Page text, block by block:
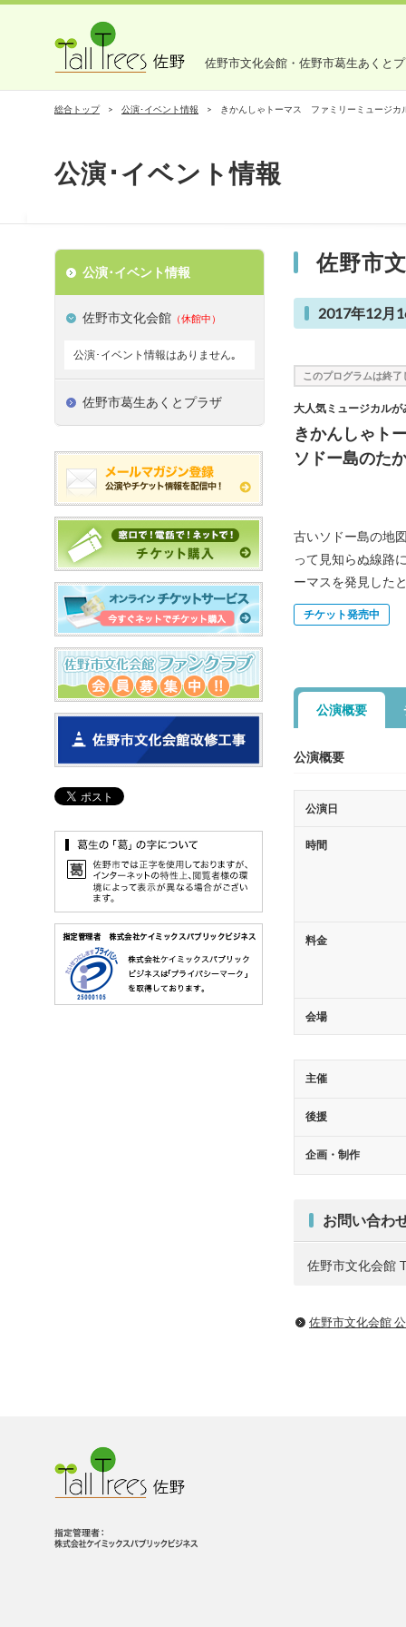
佐野市文化会館・佐野市葛生あくと
総合トップ 公演･イベント情報 きかんしゃトーマス ファミリーミュージカ
公演･イベント情報
佐野市
2017年12月
このプログラムは終了
大人気ミュージカル
きかんしゃト
ソドー島のた
古いソドー島の地
って見知らぬ線路
ーマスを発見した
チケット発売中
公演概要
公演概要
公演日
時間
料金
会場
主催
後援
企画・制作
お問い合わ
佐野市文化会館
佐野市文化会館
公演･イベント情報
佐野市文化会館 （休館中）
公演･イベント情報はありません｡
佐野市葛生あくとプラザ